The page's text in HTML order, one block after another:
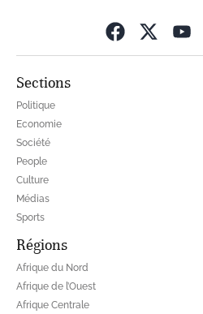
Sections
Politique
Economie
Société
People
Culture
Médias
Sports
Régions
Afrique du Nord
Afrique de l’Ouest
Afrique Centrale